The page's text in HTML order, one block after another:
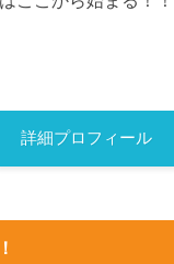
詳細プロフィール